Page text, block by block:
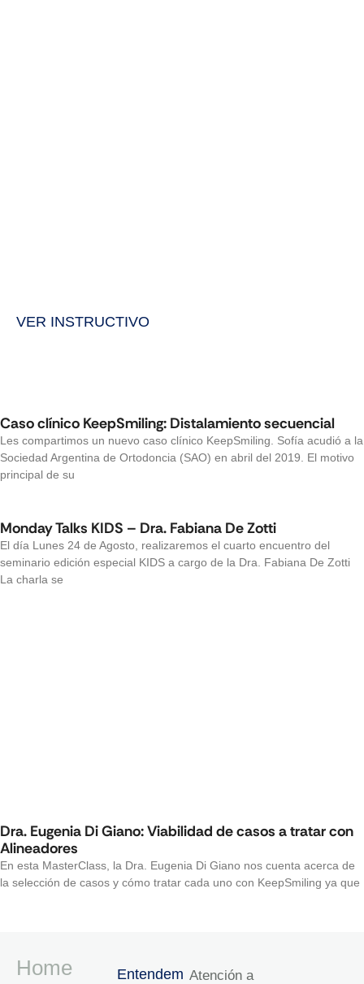
VER INSTRUCTIVO
Caso clínico KeepSmiling: Distalamiento secuencial
Les compartimos un nuevo caso clínico KeepSmiling. Sofía acudió a la
Sociedad Argentina de Ortodoncia (SAO) en abril del 2019. El motivo
principal de su
Monday Talks KIDS – Dra. Fabiana De Zotti
El día Lunes 24 de Agosto, realizaremos el cuarto encuentro del
seminario edición especial KIDS a cargo de la Dra. Fabiana De Zotti
La charla se
Dra. Eugenia Di Giano: Viabilidad de casos a tratar con
Alineadores
En esta MasterClass, la Dra. Eugenia Di Giano nos cuenta acerca de
la selección de casos y cómo tratar cada uno con KeepSmiling ya que
Home
Entendem Atención a